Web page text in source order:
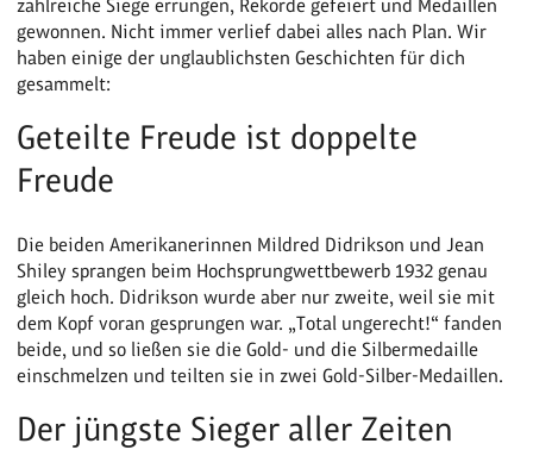
zahlreiche Siege errungen, Rekorde gefeiert und Medaillen
gewonnen. Nicht immer verlief dabei alles nach Plan. Wir
haben einige der unglaublichsten Geschichten für dich
gesammelt:
Geteilte Freude ist doppelte
Freude
Die beiden Amerikanerinnen Mildred Didrikson und Jean
Shiley sprangen beim Hochsprungwettbewerb 1932 genau
gleich hoch. Didrikson wurde aber nur zweite, weil sie mit
dem Kopf voran gesprungen war. „Total ungerecht!“ fanden
beide, und so ließen sie die Gold- und die Silbermedaille
einschmelzen und teilten sie in zwei Gold-Silber-Medaillen.
Der jüngste Sieger aller Zeiten